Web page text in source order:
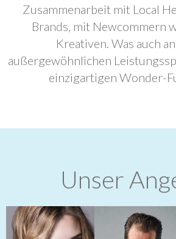
Zusammenarbeit mit Local
Brands, mit Newcommern
Kreativen. Was auch
außergewöhnlichen
einzigartigen Wonder-
Unser